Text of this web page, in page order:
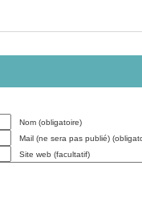
Nom (obligatoire)
Mail (ne sera pas publié)
Site web (facultatif)